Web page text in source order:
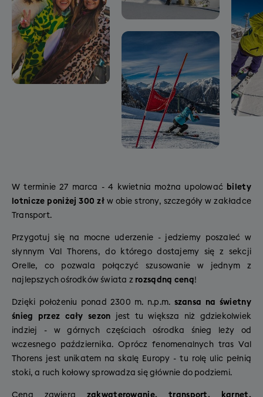
W terminie 27 marca - 4 kwietnia można upolować
bilety
lotnicze poniżej 300 złw obie strony, szczegóły w zakładce
Transport.
Przygotuj się na mocne uderzenie - jedziemy poszaleć w
słynnym Val Thorens, do którego dostajemy się z sekcji
Orelle, co pozwala połączyć szusowanie w jednym z
najlepszych ośrodków świata z rozsądną ceną!
Dzięki położeniu ponad 2300 m. n.p.m. szansa na świetny
śnieg przez cały sezon jest tu większa niż gdziekolwiek
indziej - w górnych częściach ośrodka śnieg leży od
wczesnego października. Oprócz fenomenalnych tras Val
Thorens jest unikatem na skalę Europy - tu rolę ulic pełnią
stoki, a ruch kołowy sprowadza się głównie do podziemi.
Cena zawiera zakwaterowanie, transport, karnet,